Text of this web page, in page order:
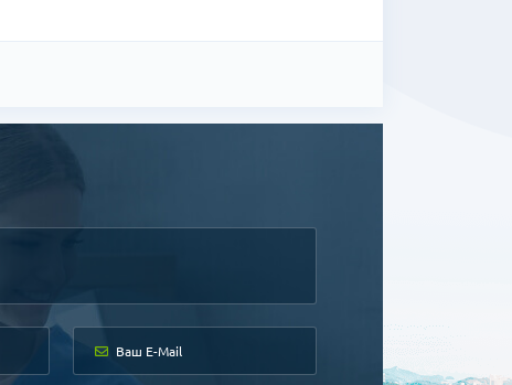
заболеваний молочных желез, имеет
имеет практически первоначальный вид.